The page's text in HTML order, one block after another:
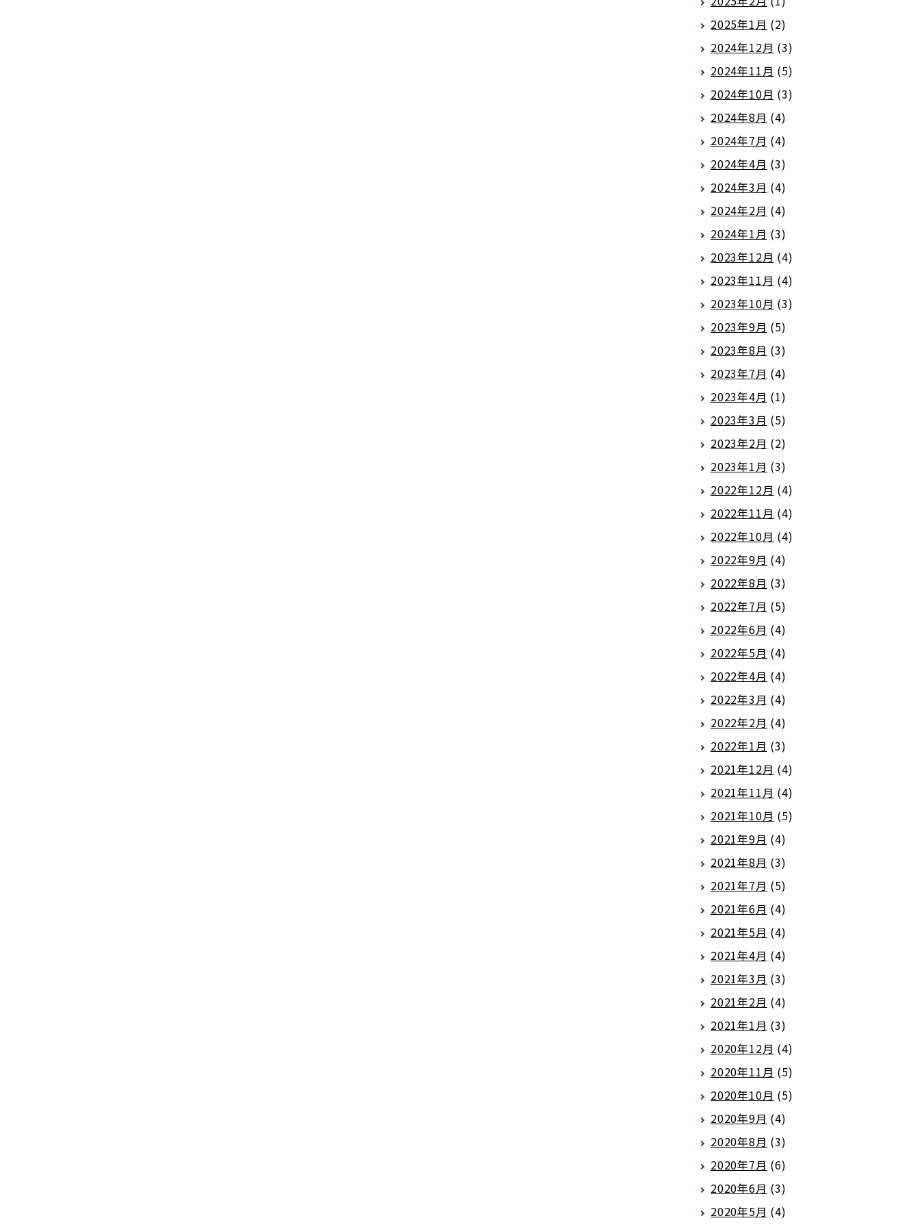
2025年1月 (2)
2024年12月 (3)
2024年11月 (5)
2024年10月 (3)
2024年8月 (4)
2024年7月 (4)
2024年4月 (3)
2024年3月 (4)
2024年2月 (4)
2024年1月 (3)
2023年12月 (4)
2023年11月 (4)
2023年10月 (3)
2023年9月 (5)
2023年8月 (3)
2023年7月 (4)
2023年4月 (1)
2023年3月 (5)
2023年2月 (2)
2023年1月 (3)
2022年12月 (4)
2022年11月 (4)
2022年10月 (4)
2022年9月 (4)
2022年8月 (3)
2022年7月 (5)
2022年6月 (4)
2022年5月 (4)
2022年4月 (4)
2022年3月 (4)
2022年2月 (4)
2022年1月 (3)
2021年12月 (4)
2021年11月 (4)
2021年10月 (5)
2021年9月 (4)
2021年8月 (3)
2021年7月 (5)
2021年6月 (4)
2021年5月 (4)
2021年4月 (4)
2021年3月 (3)
2021年2月 (4)
2021年1月 (3)
2020年12月 (4)
2020年11月 (5)
2020年10月 (5)
2020年9月 (4)
2020年8月 (3)
2020年7月 (6)
2020年6月 (3)
2020年5月 (4)